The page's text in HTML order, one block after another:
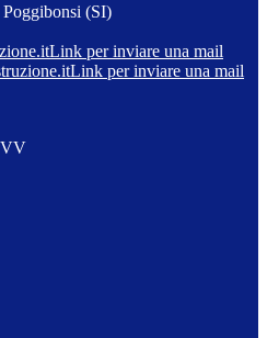
(SI)
Link per inviare una mail
Link per inviare una mail